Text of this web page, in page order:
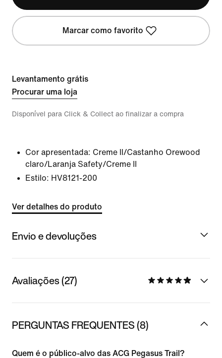
Marcar como favorito
Levantamento grátis
Procurar uma loja
Disponível para Click & Collect ao finalizar a compra
Cor apresentada: Creme II/Castanho Orewood
claro/Laranja Safety/Creme II
Estilo: HV8121-200
Ver detalhes do produto
Envio e devoluções
Avaliações (27)
PERGUNTAS FREQUENTES (8)
Quem é o público-alvo das ACG Pegasus Trail?